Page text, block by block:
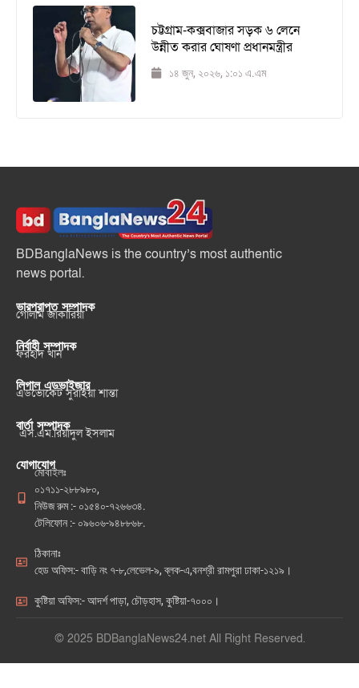
চট্টগ্রাম-কক্সবাজার সড়ক ৬ লেনে
উন্নীত করার ঘোষণা প্রধানমন্ত্রীর
১৪ জুন, ২০২৬, ১:০১ এ.এম
BDBanglaNews is the country’s most authentic
news portal.
ভারপ্রাপ্ত সম্পাদক
গোলাম জাকারিয়া
নির্বাহী সম্পাদক
ফরহাদ খান
লিগাল এডভাইজার
এডভোকেট সুরাইয়া শান্তা
বার্তা সম্পাদক
এস.এম.রিয়াদুল ইসলাম
যোগাযোগ
মোবাইলঃ
০১৭১১-২৮৮৯৮০,
নিউজ রুম :- ০১৫৪০-৭২৬৬৩৪.
টেলিফোন :- ০৯৬০৬-৯৪৮৮৬৮.
ঠিকানাঃ
হেড অফিস:- বাড়ি নং ৭-৮,লেভেল-৯, ব্লক-এ,বনশ্রী রামপুরা ঢাকা-১২১৯।
কুষ্টিয়া অফিস:- আদর্শ পাড়া, চৌড়হাস, কুষ্টিয়া-৭০০০।
© 2025 BDBanglaNews24.net All Right Reserved.